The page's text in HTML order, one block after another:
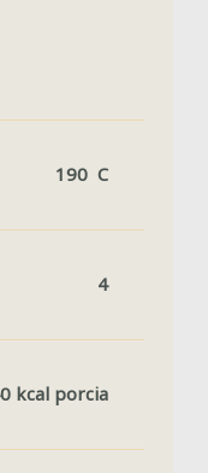
190 C
4
kcal porcia